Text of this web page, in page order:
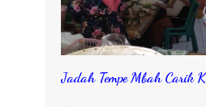
Djohari Zein, CEO Paxel
saya sebenarnya lebih suka
kurir. Pengiriman cepat sampai ke
banyak barang untuk dikirim.
Jadah Tempe Mbah Carik